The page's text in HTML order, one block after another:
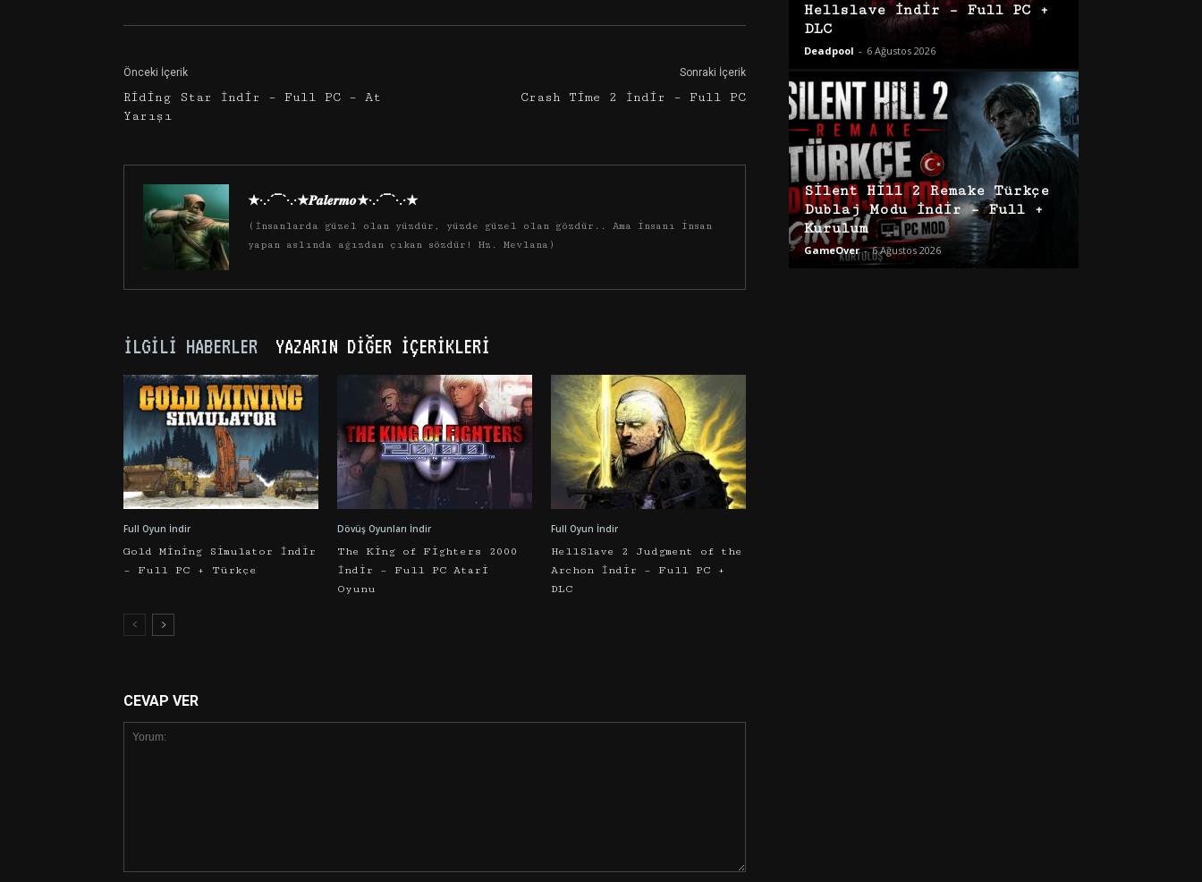
Önceki İçerik
Riding Star İndir – Full PC – At
Yarışı
Sonraki İçerik
Crash Time 2 İndir – Full PC
★·.·´¯`·.·★𝑷𝒂𝒍𝒆𝒓𝒎𝒐★·.·´¯`·.·★
(İnsanlarda güzel olan yüzdür, yüzde güzel olan gözdür.. Ama insanı insan
yapan aslında ağızdan çıkan sözdür! Hz. Mevlana)
İLGILI HABERLER YAZARIN DIĞER İÇERIKLERI
Full Oyun İndir
Gold Mining Simulator İndir
– Full PC + Türkçe
Dövüş Oyunları İndir
The King of Fighters 2000
İndir – Full PC Atari
Oyunu
Full Oyun İndir
HellSlave 2 Judgment of the
Archon İndir – Full PC +
DLC
CEVAP VER
Hellslave İndir – Full PC +
DLC
Deadpool - 6 Ağustos 2026
Silent Hill 2 Remake Türkçe
Dublaj Modu İndir – Full +
Kurulum
GameOver - 6 Ağustos 2026